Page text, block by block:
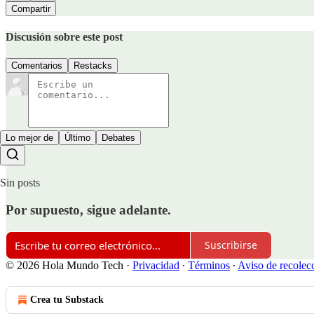
Compartir
Discusión sobre este post
Comentarios Restacks
Lo mejor de Último Debates
Sin posts
Por supuesto, sigue adelante.
Suscribirse
© 2026 Hola Mundo Tech · Privacidad ∙ Términos ∙ Aviso de
Crea tu Substack